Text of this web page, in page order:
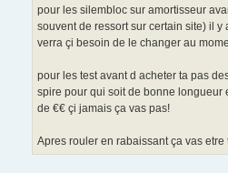
pour les silembloc sur amortisseur
souvent de ressort sur certain site) il y
verra çi besoin de le changer au
pour les test avant d acheter ta pas
spire pour qui soit de bonne longueur
de €€ çi jamais ça vas pas!
Apres rouler en rabaissant ça vas etre